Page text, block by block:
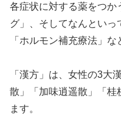
各症状に対する薬をつか
グ」、そしてなんといっ
「ホルモン補充療法」な
「漢方」は、女性の3大
散」「加味逍遥散」「桂
ます。